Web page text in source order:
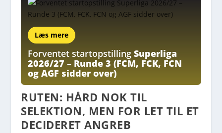
Læs mere
Forventet startopstilling Superliga
2026/27 – Runde 3 (FCM, FCK, FCN
og AGF sidder over)
RUTEN: HÅRD NOK TIL
SELEKTION, MEN FOR LET TIL ET
DECIDERET ANGREB